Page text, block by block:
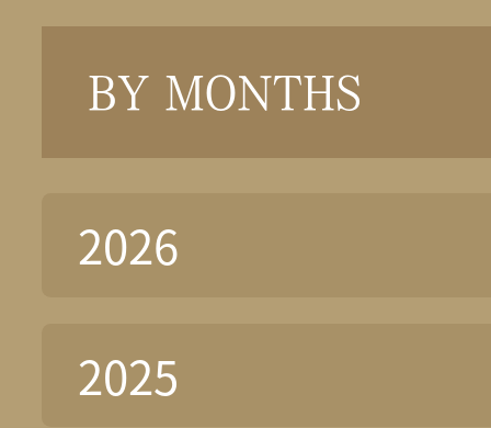
BY MONTHS
2026
2025